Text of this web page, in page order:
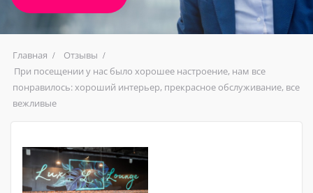
Главная
Отзывы
При посещении у нас было хорошее настроение, нам все
понравилось: хороший интерьер, прекрасное обслуживание, все
вежливые